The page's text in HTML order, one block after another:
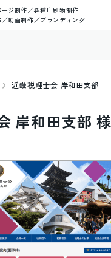
ージ制作／各種印刷物制作
／動画制作／ブランディング
ト
制作
ページ）制作
制作
ン
近畿税理士会 岸和田支部
会 岸和田支部 様